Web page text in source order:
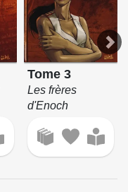
Tome 3
Les frères
d'Enoch